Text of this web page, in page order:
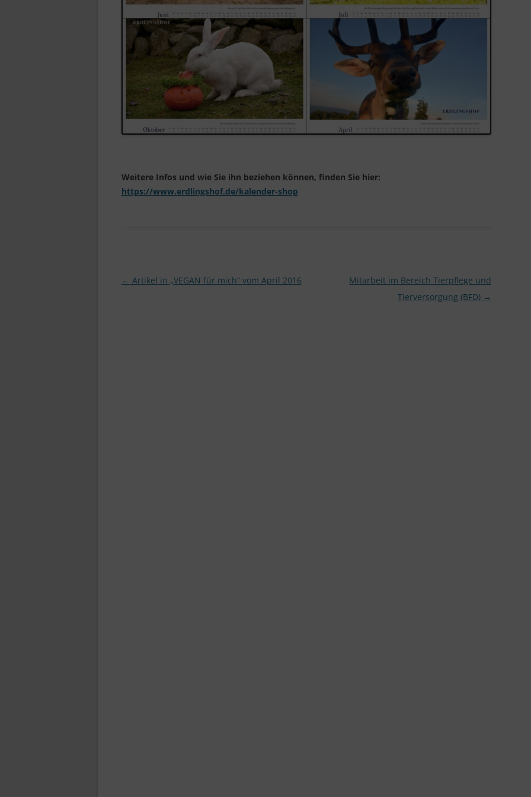
Weitere Infos und wie Sie ihn beziehen können, finden Sie hier:
https://www.erdlingshof.de/kalender-shop
Beitragsnavigation
← Artikel in „VEGAN für mich“ vom April 2016
Mitarbeit im Bereich Tierpflege und
Tierversorgung (BFD) →